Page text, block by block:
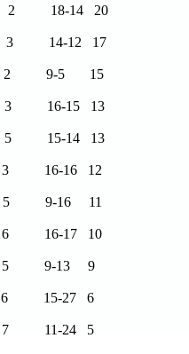
2 18-14 20
3 14-12 17
2 9-5 15
3 16-1 5 13
5 15-14 13
3 16-16 12
5 9-16 11
6 16-17 10
5 9-13 9
6 15-27 6
7 11-24 5